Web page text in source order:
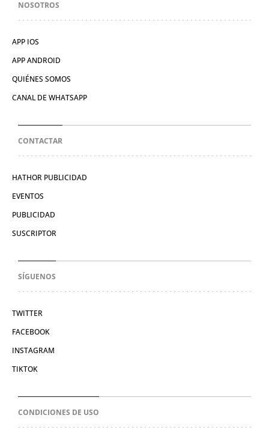
NOSOTROS
APP IOS
APP ANDROID
QUIÉNES SOMOS
CANAL DE WHATSAPP
CONTACTAR
HATHOR PUBLICIDAD
EVENTOS
PUBLICIDAD
SUSCRIPTOR
SÍGUENOS
TWITTER
FACEBOOK
INSTAGRAM
TIKTOK
CONDICIONES DE USO